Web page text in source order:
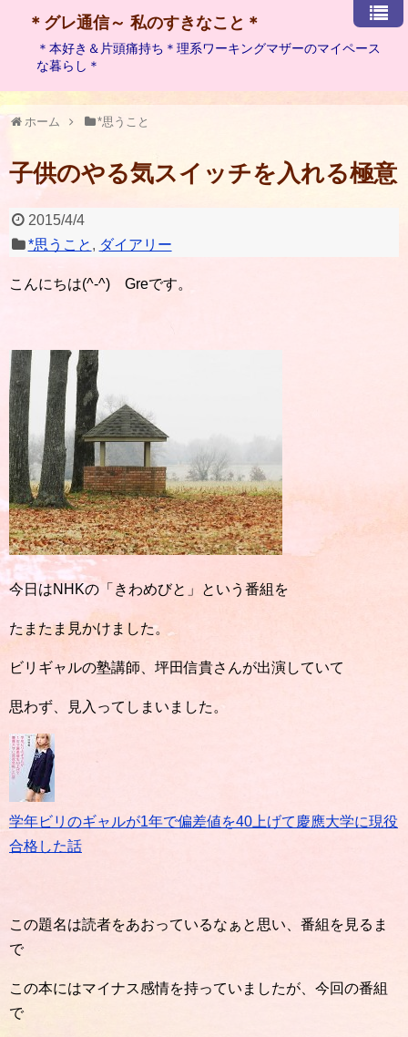
＊グレ通信～ 私のすきなこと＊
＊本好き＆片頭痛持ち＊理系ワーキングマザーのマイペース
な暮らし＊
ホーム *思うこと
子供のやる気スイッチを入れる極意
2015/4/4
*思うこと , ダイアリー
こんにちは(^-^) Greです。
今日はNHKの「きわめびと」という番組を
たまたま見かけました。
ビリギャルの塾講師、坪田信貴さんが出演していて
思わず、見入ってしまいました。
学年ビリのギャルが1年で偏差値を40上げて慶應大学に現役
合格した話
この題名は読者をあおっているなぁと思い、番組を見るま
で
この本にはマイナス感情を持っていましたが、今回の番組
で